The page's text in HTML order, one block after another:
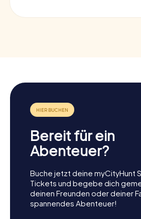
Bereit für ein
Abenteuer?
Buche jetzt deine myCityHunt
Tickets und begebe dich
deinen Freunden oder deiner
spannendes Abenteuer!